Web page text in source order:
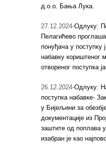
д.о.о. Бања Лука.
27.12.2024-Одлуку:
Пелагићево
понуђача у поступку
набавку кориштеног
отвореног поступка
26.12.2024-Одлуку:
поступка набавке-
у Бијељини за
документације из
заштите од поплава
изабран је као